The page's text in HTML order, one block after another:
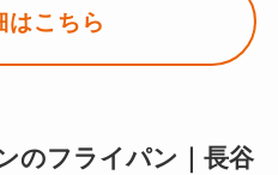
はこちら
のフライパン｜長谷